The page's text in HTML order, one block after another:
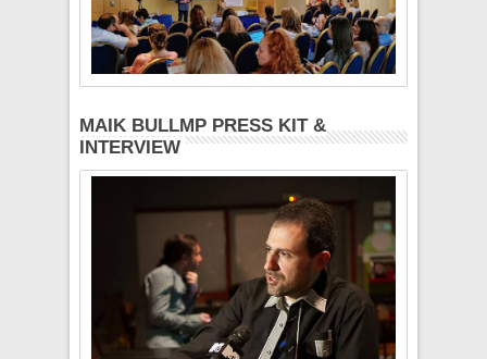
MAIK BULLMP PRESS KIT &
INTERVIEW